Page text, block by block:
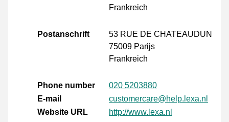
Frankreich
Postanschrift
53 RUE DE CHATEAUDUN
75009 Parijs
Frankreich
Phone number
020 5203880
E-mail
customercare@help.lexa.nl
Website URL
http://www.lexa.nl